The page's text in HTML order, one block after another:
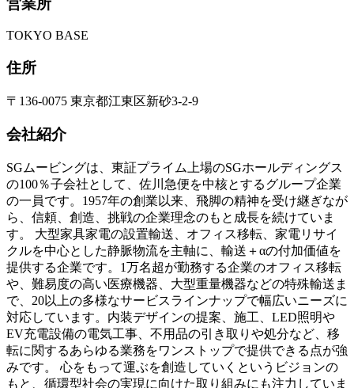
TOKYO BASE
住所
〒136-0075 東京都江東区新砂3-2-9
会社紹介
SGムービングは、東証プライム上場のSGホールディングス
の100％子会社として、佐川急便を中核とするグループ企業
の一員です。1957年の創業以来、飛脚の精神を受け継ぎなが
ら、信頼、創造、挑戦の企業理念のもと成長を続けていま
す。 大型家具家電の設置輸送、オフィス移転、家電リサイ
クルを中心とした静脈物流を主軸に、輸送＋αの付加価値を
提供する企業です。1万名超が勤務する企業のオフィス移転
や、難易度の高い医療機器、大型重量機器などの特殊輸送ま
で、20以上の多様なサービスラインナップで幅広いニーズに
対応しています。内装デザインの提案、施工、LED照明や
EV充電設備の電気工事、不用品の引き取りや処分など、移
転に関するあらゆる業務をワンストップで提供できる点が強
みです。 心をもって運ぶを創造していくというビジョンの
もと、循環型社会の実現に向けた取り組みにも注力していま